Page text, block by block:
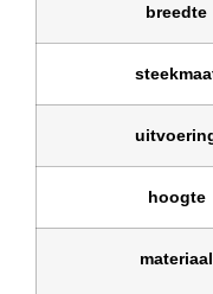
breedte
hoogte
materiaal